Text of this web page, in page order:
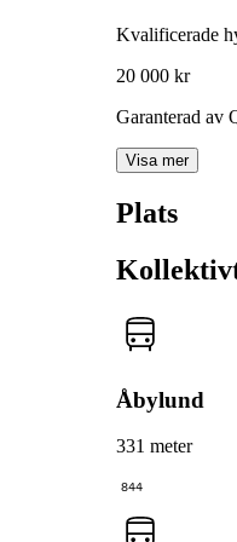
Kvalificerade
20 000 kr
Garanterad av
Visa mer
Plats
Åbylund
331 meter
844